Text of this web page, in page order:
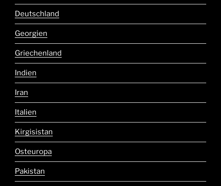
Deutschland
Georgien
Griechenland
Indien
Iran
Italien
Kirgisistan
Osteuropa
Pakistan